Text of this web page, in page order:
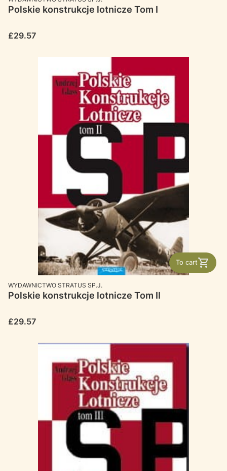
Polskie konstrukcje lotnicze Tom I
Price
£29.57
To cart
MANUFACTURER
WYDAWNICTWO STRATUS SP.J.
Polskie konstrukcje lotnicze Tom II
Price
£29.57